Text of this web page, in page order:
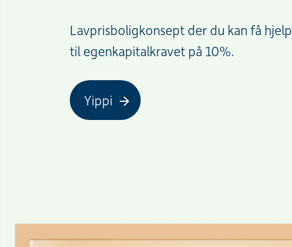
Lavprisboligkonsept der du kan få hjelp
til egenkapitalkravet på 10%.
Yippi